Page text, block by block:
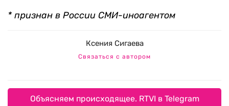
* признан в России СМИ-иноагентом
Ксения Сигаева
Связаться с автором
Объясняем происходящее. RTVI в Telegram